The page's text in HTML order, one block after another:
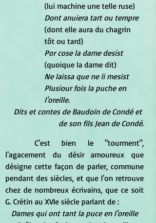
(lui machine une telle ruse)
Dont anuiera tart ou tempre
(dont elle aura du chagrin
tôt ou tard)
Por cose la dame desist
(quoique la dame dit)
Ne laissa que ne li mesist
Plusiour fois la puche en
l'oreille.
Dits et contes de Baudoin de Condé et
de son fils Jean de Condé.
C'est bien le "tourment",
l'agacement du désir amoureux que
désigne cette façon de parler, commune
pendant des siècles, et que l'on retrouve
chez de nombreux écrivains, que ce soit
G. Crétin au XVIe siècle parlant de :
Dames qui ont tant la puce en l'oreille